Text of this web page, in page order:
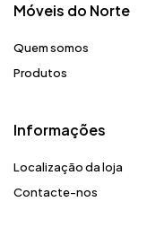
Móveis do Norte​
Quem somos
Produtos
Informações
Localização da loja
Contacte-nos